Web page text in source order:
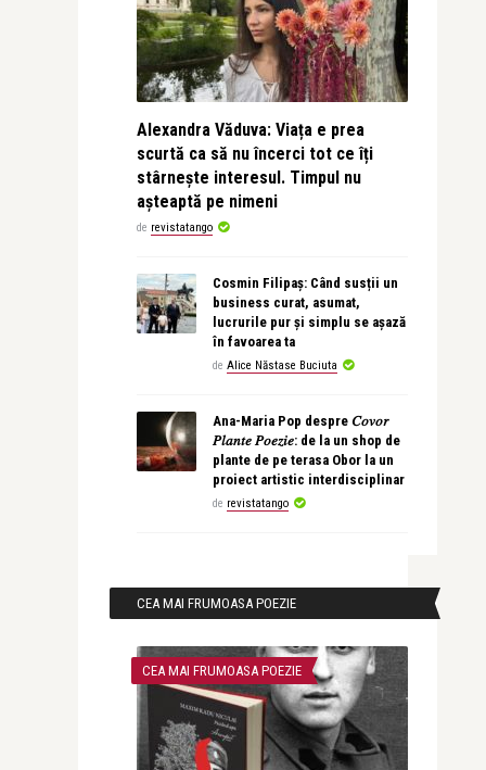
Alexandra Văduva: Viața e prea
scurtă ca să nu încerci tot ce îți
stârnește interesul. Timpul nu
așteaptă pe nimeni
de revistatango
Cosmin Filipaș: Când susții un
business curat, asumat,
lucrurile pur și simplu se așază
în favoarea ta
de Alice Năstase Buciuta
Ana-Maria Pop despre 𝐶𝑜𝑣𝑜𝑟
𝑃𝑙𝑎𝑛𝑡𝑒 𝑃𝑜𝑒𝑧𝑖𝑒: de la un shop de
plante de pe terasa Obor la un
proiect artistic interdisciplinar
de revistatango
CEA MAI FRUMOASA POEZIE
CEA MAI FRUMOASA POEZIE